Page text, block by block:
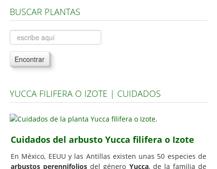
Árboles, Cicas y Palmeras de la G a la Z
Plantas Anuales y Perennes
Plantas Bulbosas y Acuáticas
Plantas de Interior
Plantas Aromáticas y de Huerto
Plantas Carnívoras y Orquídeas
Hemisferio Sur
BUSCAR PLANTAS
Encontrar
YUCCA FILIFERA O IZOTE | CUIDADOS
Cuidados del arbusto Yucca filifera o Izote
En México, EEUU y las Antillas existen unas 50 especies de
arbustos perennifolios del género Yucca, de la familia de